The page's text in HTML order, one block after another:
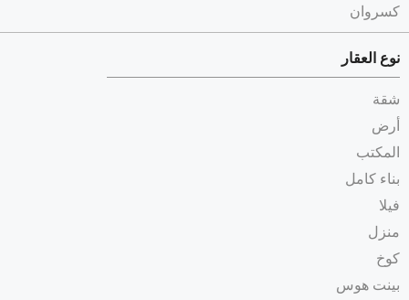
كسروان
نوع العقار
شقة
أرض
المكتب
بناء كامل
فيلا
منزل
كوخ
بينت هوس